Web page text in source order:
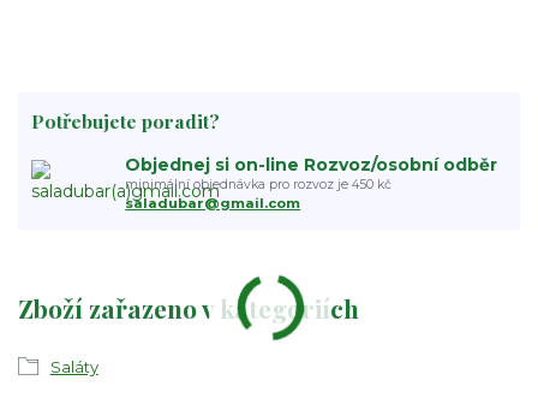
Zboží zařazeno v kategoriích
Saláty
Potřebujete poradit?
Objednej si on-line Rozvoz/osobní odběr
minimální objednávka pro rozvoz je 450 kč
saladubar@gmail.com